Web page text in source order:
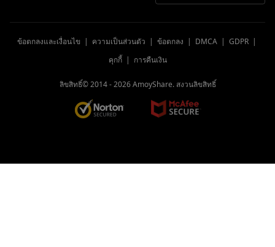
ข้อตกลงและเงื่อนไข | ความเป็นส่วนตัว | ข้อตกลง | DMCA| GDPR|
คุกกี้| การคืนเงิน
ลิขสิทธิ์© 2014 -2026AmoyShare. สงวนลิขสิทธิ์